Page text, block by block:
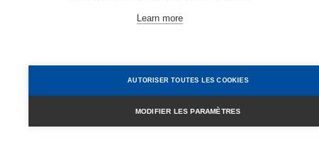
W
Français
Learn more
AUTORISER TOUTES LES COOKIES
MODIFIER LES PARAMÈTRES